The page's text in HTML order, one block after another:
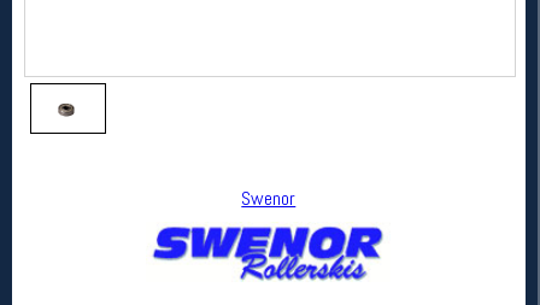
Swenor